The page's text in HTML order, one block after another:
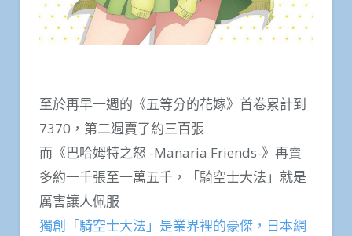
至於再早一週的《五等分的花嫁》首卷累計到
7370，第二週賣了約三百張
而《巴哈姆特之怒 -Manaria Friends-》再賣
多約一千張至一萬五千，「騎空士大法」就是
厲害讓人佩服
獨創「騎空士大法」是業界裡的豪傑，日本網